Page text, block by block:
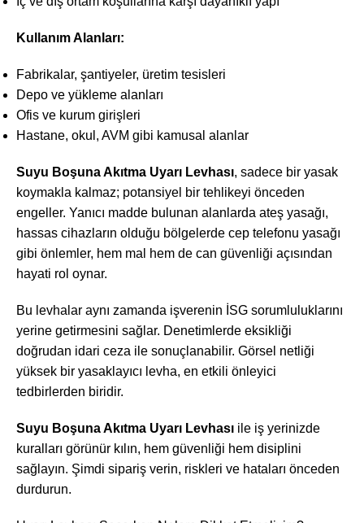
Kullanım Alanları:
Fabrikalar, şantiyeler, üretim tesisleri
Depo ve yükleme alanları
Ofis ve kurum girişleri
Hastane, okul, AVM gibi kamusal alanlar
Suyu Boşuna Akıtma Uyarı Levhası, sadece bir yasak
koymakla kalmaz; potansiyel bir tehlikeyi önceden
engeller. Yanıcı madde bulunan alanlarda ateş yasağı,
hassas cihazların olduğu bölgelerde cep telefonu yasağı
gibi önlemler, hem mal hem de can güvenliği açısından
hayati rol oynar.
Bu levhalar aynı zamanda işverenin İSG sorumluluklarını
yerine getirmesini sağlar. Denetimlerde eksikliği
doğrudan idari ceza ile sonuçlanabilir. Görsel netliği
yüksek bir yasaklayıcı levha, en etkili önleyici
tedbirlerden biridir.
Suyu Boşuna Akıtma Uyarı Levhası ile iş yerinizde
kuralları görünür kılın, hem güvenliği hem disiplini
sağlayın. Şimdi sipariş verin, riskleri ve hataları önceden
durdurun.